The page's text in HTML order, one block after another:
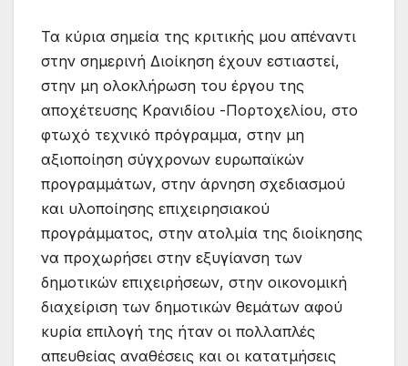
Τα κύρια σημεία της κριτικής μου απέναντι
στην σημερινή Διοίκηση έχουν εστιαστεί,
στην μη ολοκλήρωση του έργου της
αποχέτευσης Κρανιδίου -Πορτοχελίου, στο
φτωχό τεχνικό πρόγραμμα, στην μη
αξιοποίηση σύγχρονων ευρωπαϊκών
προγραμμάτων, στην άρνηση σχεδιασμού
και υλοποίησης επιχειρησιακού
προγράμματος, στην ατολμία της διοίκησης
να προχωρήσει στην εξυγίανση των
δημοτικών επιχειρήσεων, στην οικονομική
διαχείριση των δημοτικών θεμάτων αφού
κυρία επιλογή της ήταν οι πολλαπλές
απευθείας αναθέσεις και οι κατατμήσεις